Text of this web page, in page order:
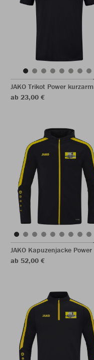
JAKO Trikot Power kurzarm
ab 23,00 €
JAKO Kapuzenjacke Power
ab 52,00 €